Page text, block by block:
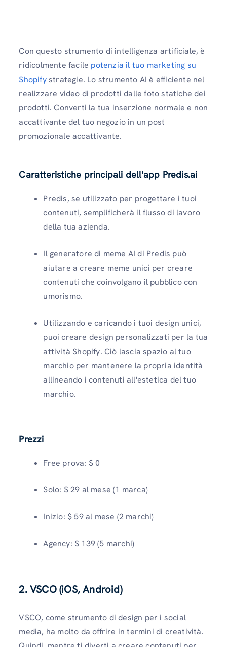
Con questo strumento di intelligenza artificiale, è
ridicolmente facile potenzia il tuo marketing su
Shopifystrategie. Lo strumento AI è efficiente nel
realizzare video di prodotti dalle foto statiche dei
prodotti. Converti la tua inserzione normale e non
accattivante del tuo negozio in un post
promozionale accattivante.
Caratteristiche principali dell'app Predis.ai
Predis, se utilizzato per progettare i tuoi
contenuti, semplificherà il flusso di lavoro
della tua azienda.
Il generatore di meme AI di Predis può
aiutare a creare meme unici per creare
contenuti che coinvolgano il pubblico con
umorismo.
Utilizzando e caricando i tuoi design unici,
puoi creare design personalizzati per la tua
attività Shopify. Ciò lascia spazio al tuo
marchio per mantenere la propria identità
allineando i contenuti all'estetica del tuo
marchio.
Prezzi
Free prova: $ 0
Solo: $ 29 al mese (1 marca)
Inizio: $ 59 al mese (2 marchi)
Agency: $ 139 (5 ​​marchi)
2. VSCO (iOS, Android)
VSCO, come strumento di design per i social
media, ha molto da offrire in termini di creatività.